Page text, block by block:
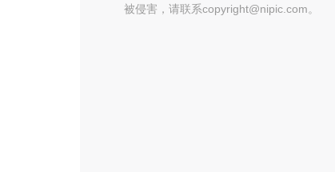
被侵害，请联系copyright@nipic.com。